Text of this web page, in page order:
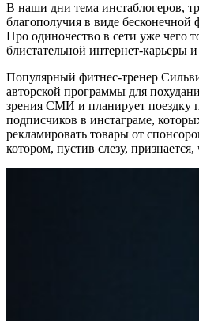
В наши дни тема инстаблогеров,
благополучия в виде
Про одиночество в сети уже чего
блистательной интернет-карьеры
Популярный фитнес-тренер
авторской программы для
зрения СМИ и планирует
подписчиков в инстаграме,
рекламировать товары от
котором, пустив слезу,